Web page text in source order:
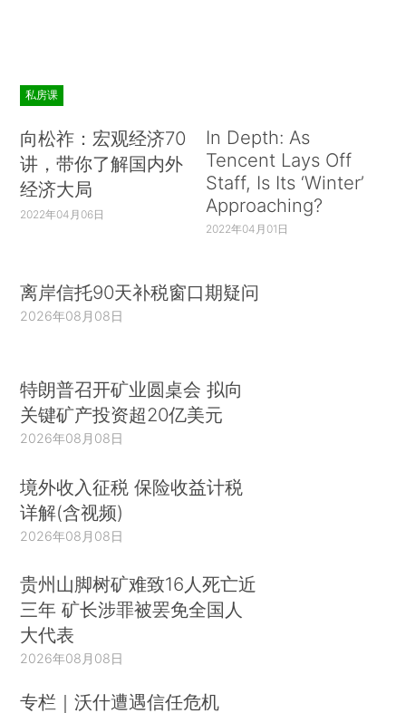
私房课
向松祚：宏观经济70
讲，带你了解国内外
经济大局
2022年04月06日
In Depth: As
Tencent Lays Off
Staff, Is Its ‘Winter’
Approaching?
2022年04月01日
离岸信托90天补税窗口期疑问
2026年08月08日
特朗普召开矿业圆桌会 拟向
关键矿产投资超20亿美元
2026年08月08日
境外收入征税 保险收益计税
详解(含视频)
2026年08月08日
贵州山脚树矿难致16人死亡近
三年 矿长涉罪被罢免全国人
大代表
2026年08月08日
专栏｜沃什遭遇信任危机